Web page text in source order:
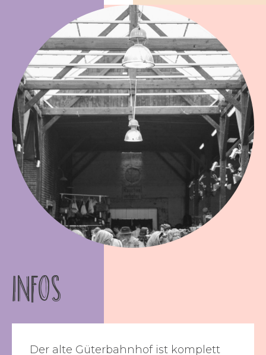
INFOS
Der alte Güterbahnhof ist komplett